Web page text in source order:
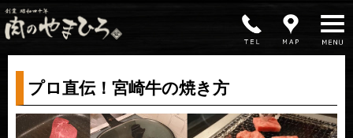
MENU
プロ直伝！宮崎牛の焼き方